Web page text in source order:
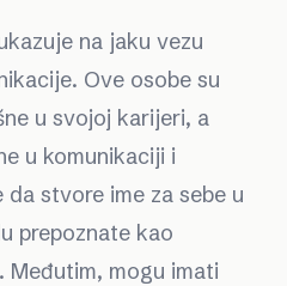
na jaku vezu
Ove osobe su
u svojoj karijeri, a
u komunikaciji i
da stvore ime za sebe u
prepoznate kao
mogu imati